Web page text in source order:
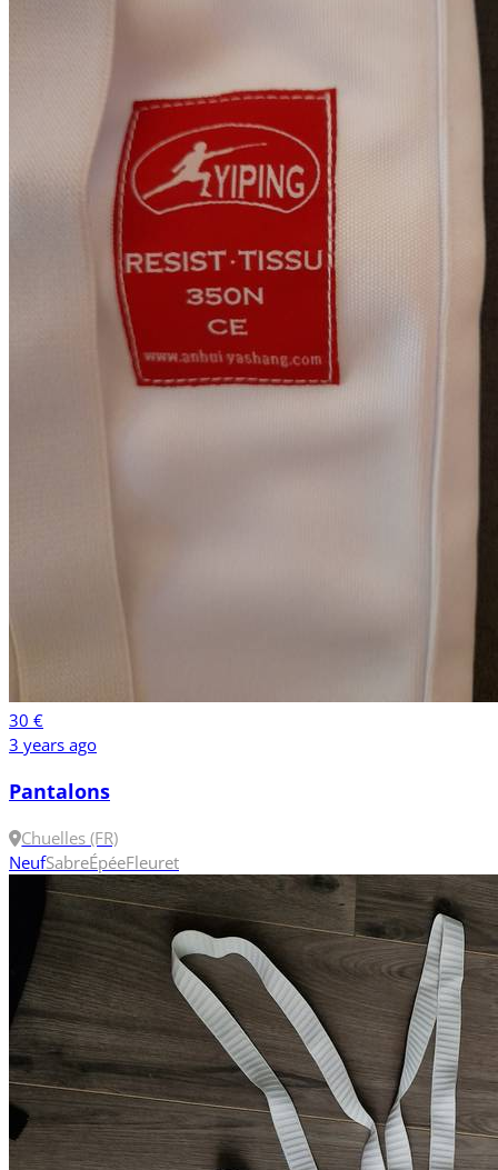
30 €
3 years ago
Pantalons
Chuelles (FR)
NeufSabreÉpéeFleuret